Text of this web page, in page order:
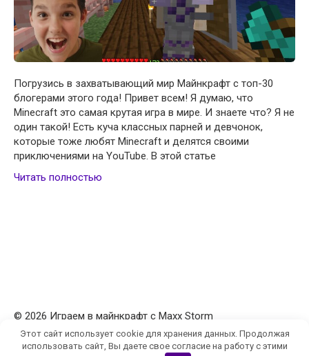
Погрузись в захватывающий мир Майнкрафт с топ-30
блогерами этого года! Привет всем! Я думаю, что
Minecraft это самая крутая игра в мире. И знаете что? Я не
один такой! Есть куча классных парней и девчонок,
которые тоже любят Minecraft и делятся своими
приключениями на YouTube. В этой статье
Читать полностью
© 2026 Играем в майнкрафт с Maxx Storm
Политика конфиденциальности
Этот сайт использует cookie для хранения данных. Продолжая
использовать сайт, Вы даете свое согласие на работу с этими